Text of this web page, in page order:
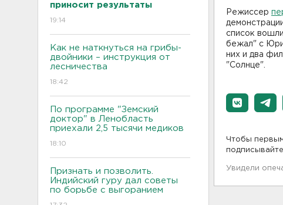
приносит результаты
19:14
Как не наткнуться на грибы-
двойники – инструкция от
лесничества
18:42
По программе "Земский
доктор" в Ленобласть
приехали 2,5 тысячи медиков
18:10
Признать и позволить.
Индийский гуру дал советы
по борьбе с выгоранием
Режиссер
список
бежал" с
них и два
"Солнце".
Чтобы
Увидели